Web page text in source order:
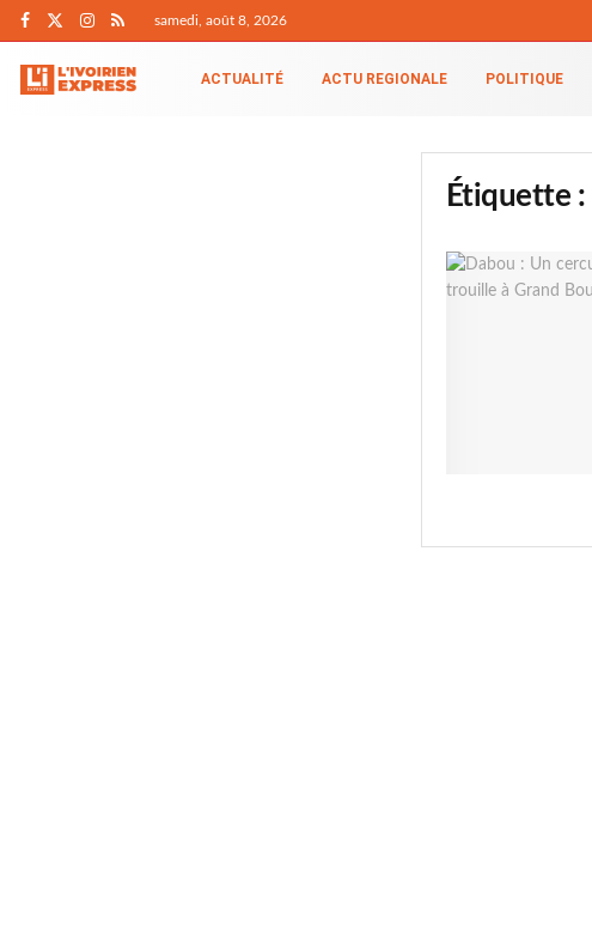
samedi, août 8, 2026
ACTUALITÉ ACTU REGIONALE POLITIQUE
Étiquette :